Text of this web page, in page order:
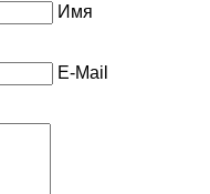
Имя
E-Mail